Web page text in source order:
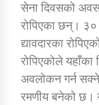
सेना दिवसको
रोपिएका छन्।
द्यावदारका
रोपिएकोले
अवलोकन गर्न
रमणीय बनेको छ।